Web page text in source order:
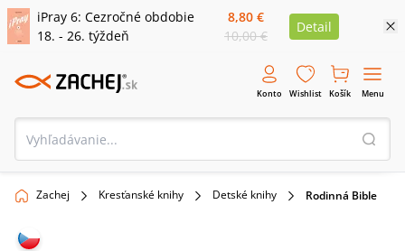
iPray 6: Cezročné obdobie
18. - 26. týždeň
8,80 €
10,00 €
Detail
Konto Wishlist Košík Menu
Zachej Kresťanské knihy Detské knihy Rodinná Bible